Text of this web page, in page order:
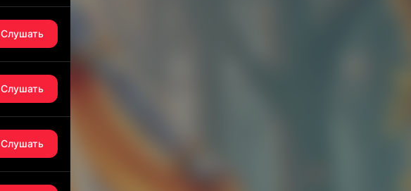
Слушать
Слушать
Слушать